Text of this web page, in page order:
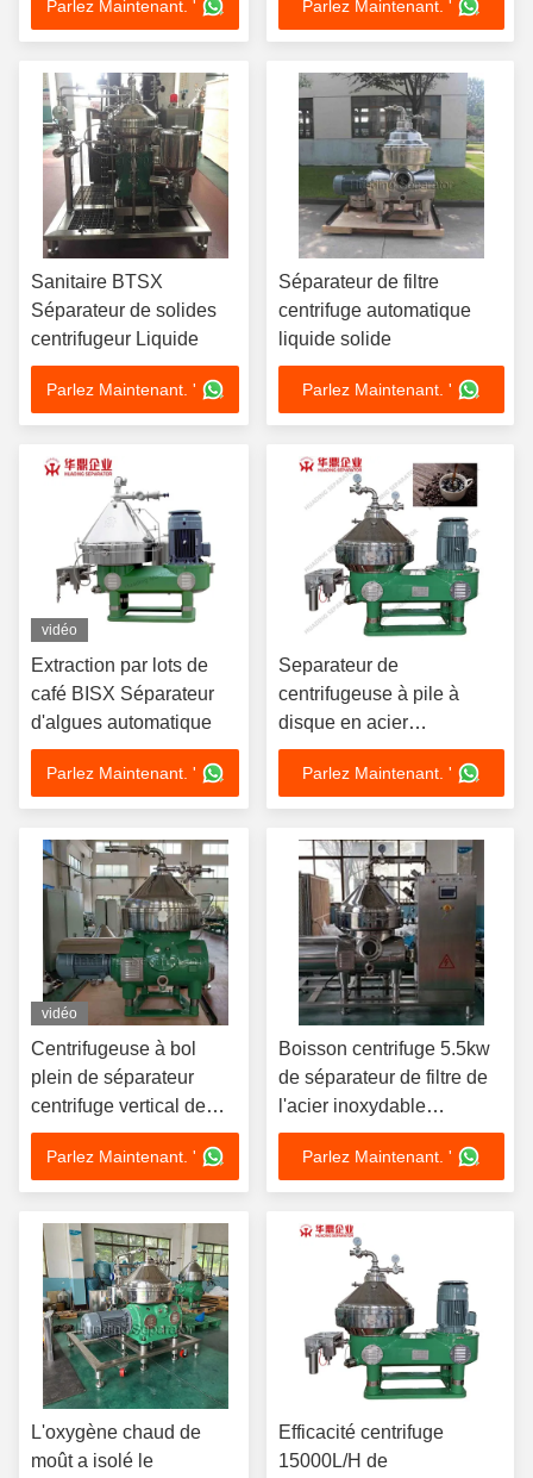
Parlez Maintenant. ' Parlez Maintenant. '
Sanitaire BTSX
Séparateur de solides
centrifugeur Liquide
Parlez Maintenant. '
Séparateur de filtre
centrifuge automatique
liquide solide
Parlez Maintenant. '
vidéo
Extraction par lots de
café BISX Séparateur
d'algues automatique
Parlez Maintenant. '
Separateur de
centrifugeuse à pile à
disque en acier
inoxydable Sus304 5
Parlez Maintenant. '
vidéo
Centrifugeuse à bol
plein de séparateur
centrifuge vertical de
filtre de HUADING pour
la boisson
Parlez Maintenant. '
Boisson centrifuge 5.5kw
de séparateur de filtre de
l'acier inoxydable
15000L/H
Parlez Maintenant. '
L'oxygène chaud de
moût a isolé le
Efficacité centrifuge
15000L/H de